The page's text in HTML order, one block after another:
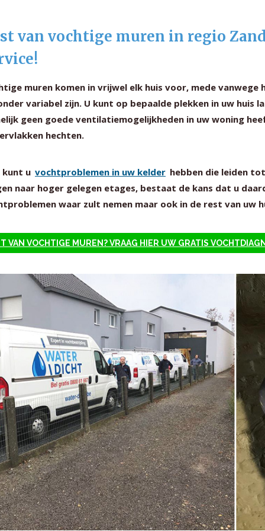
van vochtige muren in regio
muren komen in vrijwel elk huis voor, mede
variabel zijn. U kunt op bepaalde plekken in uw huis
geen goede ventilatiemogelijkheden in uw woning
hechten.
kunt u vochtproblemen in uw kelder hebben die leiden
naar hoger gelegen etages, bestaat de kans dat u
waar zult nemen maar ook in de rest van uw
VAN VOCHTIGE MUREN? VRAAG HIER UW GRATIS